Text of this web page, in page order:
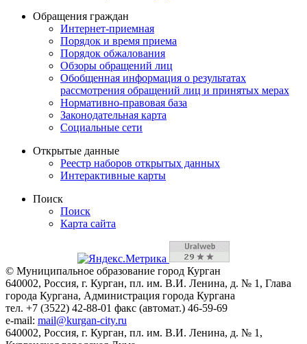
Обращения граждан
Интернет-приемная
Порядок и время приема
Порядок обжалования
Обзоры обращений лиц
Обобщенная информация о результатах
рассмотрения обращений лиц и принятых мерах
Нормативно-правовая база
Законодательная карта
Социальные сети
Открытые данные
Реестр наборов открытых данных
Интерактивные карты
Поиск
Поиск
Карта сайта
© Муниципальное образование город Курган
640002, Россия, г. Курган, пл. им. В.И. Ленина, д. № 1, Глава
города Кургана, Администрация города Кургана
тел. +7 (3522) 42-88-01 факс (автомат.) 46-59-69
e-mail: mail@kurgan-city.ru
640002, Россия, г. Курган, пл. им. В.И. Ленина, д. № 1,